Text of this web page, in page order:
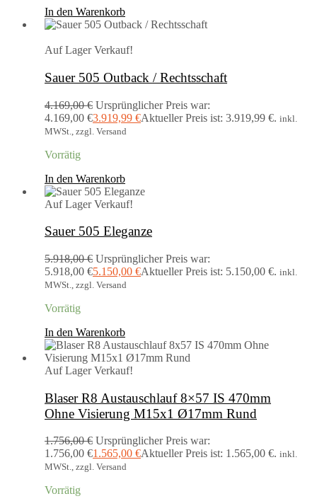
In den Warenkorb
Auf Lager Verkauf!
Sauer 505 Outback / Rechtsschaft
4.169,00€ Ursprünglicher Preis war:
4.169,00 €3.919,99 €Aktueller Preis ist: 3.919,99 €. inkl.
MWSt., zzgl. Versand
Vorrätig
In den Warenkorb
Auf Lager Verkauf!
Sauer 505 Eleganze
5.918,00€ Ursprünglicher Preis war:
5.918,00 €5.150,00 €Aktueller Preis ist: 5.150,00 €. inkl.
MWSt., zzgl. Versand
Vorrätig
In den Warenkorb
Auf Lager Verkauf!
Blaser R8 Austauschlauf 8×57 IS 470mm
Ohne Visierung M15x1 Ø17mm Rund
1.756,00€ Ursprünglicher Preis war:
1.756,00 €1.565,00 €Aktueller Preis ist: 1.565,00 €. inkl.
MWSt., zzgl. Versand
Vorrätig